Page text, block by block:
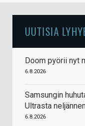
UUTISIA
Doom pyörii nyt
6.8.2026
Samsungin
Ultrasta
6.8.2026